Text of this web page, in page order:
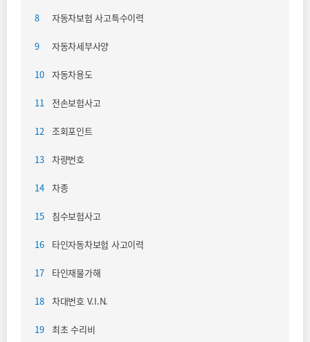
8 자동차보험 사고특수이력
9 자동차세부사양
10 자동차용도
11 전손보험사고
12 조회포인트
13 차량번호
14 차종
15 침수보험사고
16 타인자동차보험 사고이력
17 타인재물가해
18 차대번호 V.I.N.
19 최초 수리비